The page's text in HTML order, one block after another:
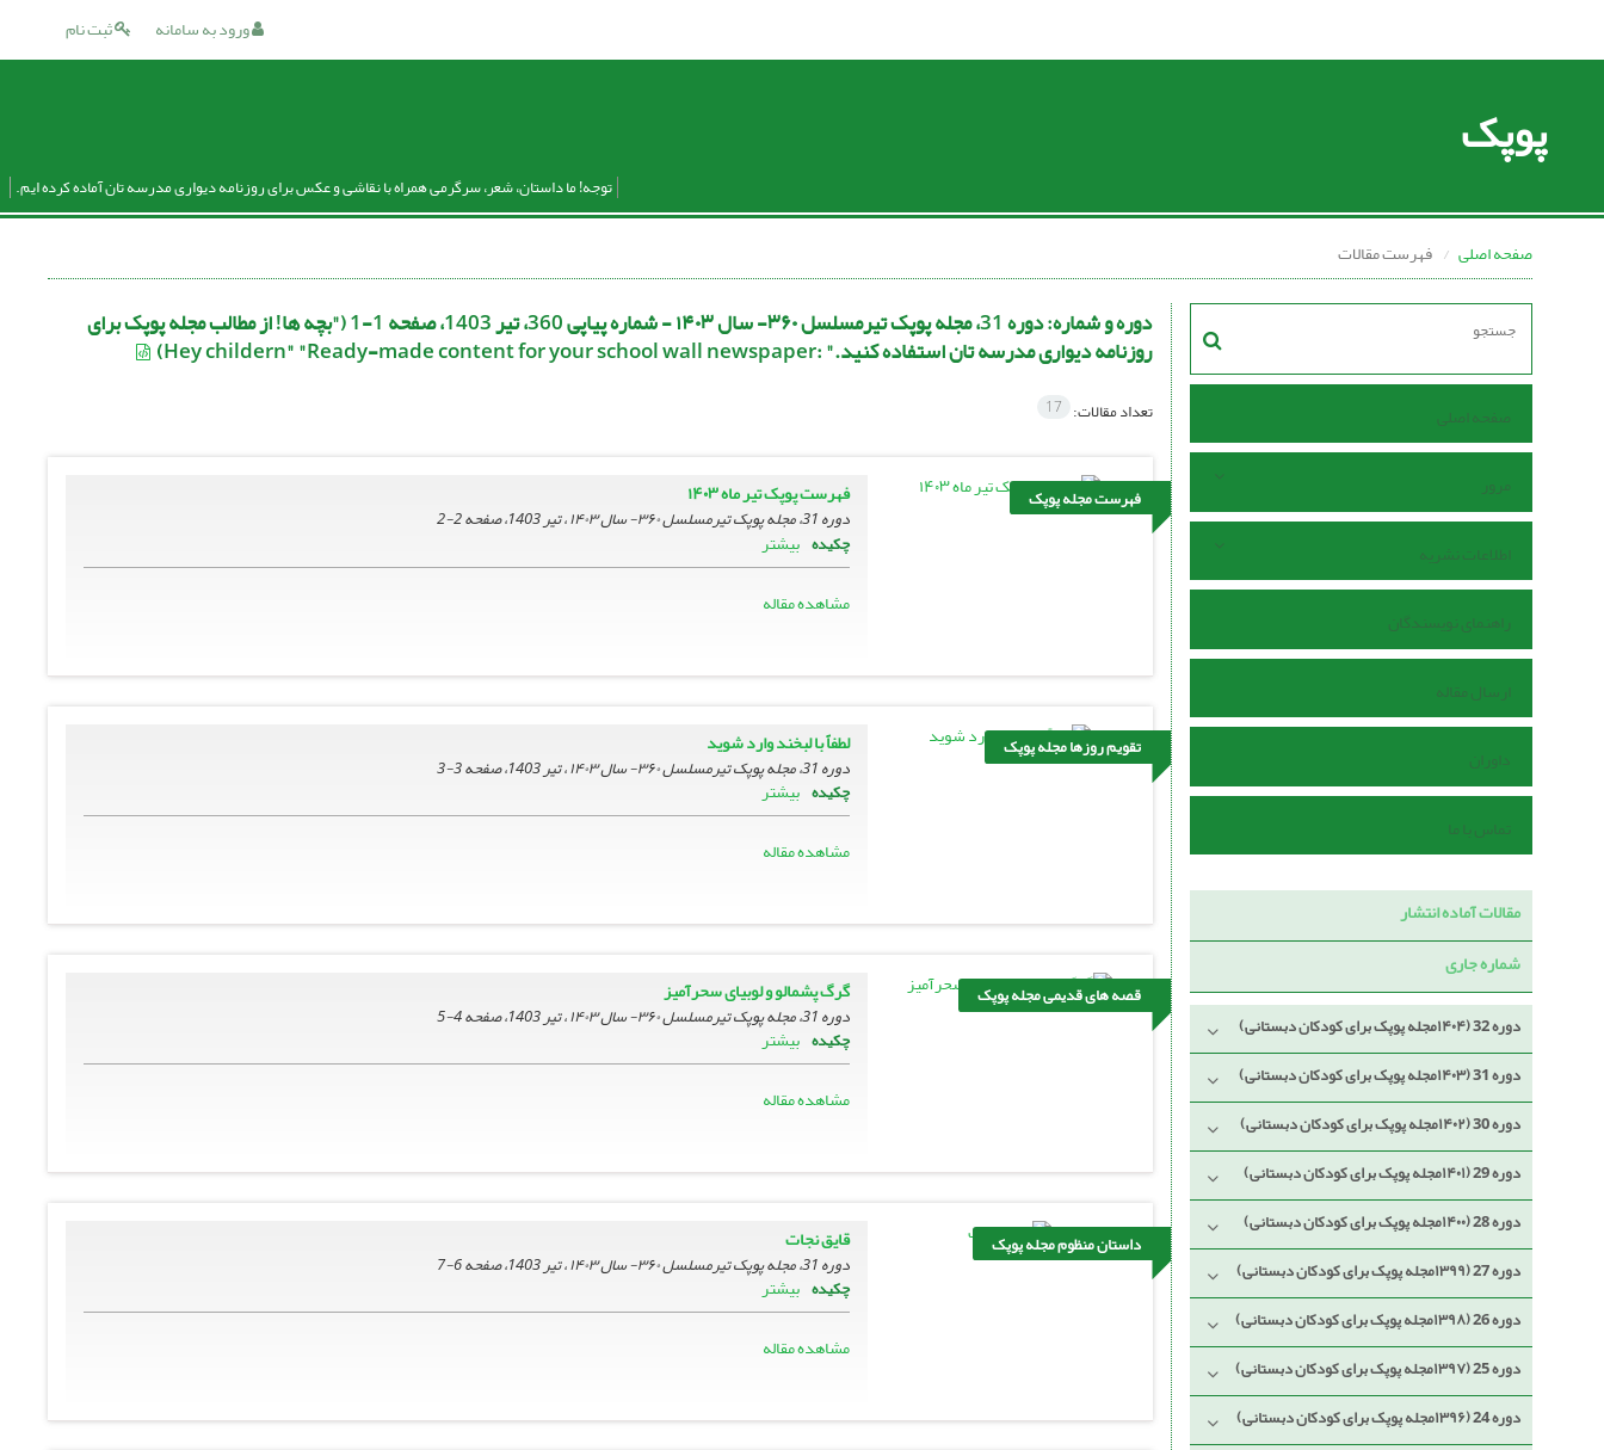
ثبت نام ورود به سامانه
پوپک
توجه! ما داستان، شعر، سرگرمی همراه با نقاشی و عکس برای روزنامه دیواری مدرسه تان آماده کرده ایم.
صفحه اصلی فهرست مقالات
صفحه اصلی
مرور
اطلاعات نشریه
راهنمای نویسندگان
ارسال مقاله
داوران
تماس با ما
مقالات آماده انتشار
شماره جاری
دوره 32 (۱۴۰۴مجله پوپک برای کودکان دبستانی)
دوره 31 (۱۴۰۳مجله پوپک برای کودکان دبستانی)
دوره 30 (۱۴۰۲مجله پوپک برای کودکان دبستانی)
دوره 29 (۱۴۰۱مجله پوپک برای کودکان دبستانی)
دوره 28 (۱۴۰۰مجله پوپک برای کودکان دبستانی)
دوره 27 (۱۳۹۹مجله پوپک برای کودکان دبستانی)
دوره 26 (۱۳۹۸مجله پوپک برای کودکان دبستانی)
دوره 25 (۱۳۹۷مجله پوپک برای کودکان دبستانی)
دوره 24 (۱۳۹۶مجله پوپک برای کودکان دبستانی)
دوره و شماره: دوره 31، مجله پوپک تیرمسلسل ۳۶۰- سال ۱۴۰۳ - شماره پیاپی 360، تیر 1403، صفحه 1-1 ("بچه ها! از مطالب مجله پوپک برای
روزنامه دیواری مدرسه تان استفاده کنید." :Hey childern" "Ready-made content for your school wall newspaper)
تعداد مقالات: 17
فهرست مجله پوپک فهرست پوپک تیر ماه ۱۴۰۳
دوره 31، مجله پوپک تیرمسلسل ۳۶۰- سال ۱۴۰۳ ، تیر 1403، صفحه
2-2
چکیده بیشتر
مشاهده مقاله
تقویم روزها مجله پوپک لطفاً با لبخند وارد شوید
دوره 31، مجله پوپک تیرمسلسل ۳۶۰- سال ۱۴۰۳ ، تیر 1403، صفحه
3-3
چکیده بیشتر
مشاهده مقاله
قصه های قدیمی مجله پوپک گرگ پشمالو و لوبیای سحرآمیز
دوره 31، مجله پوپک تیرمسلسل ۳۶۰- سال ۱۴۰۳ ، تیر 1403، صفحه
4-5
چکیده بیشتر
مشاهده مقاله
داستان منظوم مجله پوپک قایق نجات
دوره 31، مجله پوپک تیرمسلسل ۳۶۰- سال ۱۴۰۳ ، تیر 1403، صفحه
6-7
چکیده بیشتر
مشاهده مقاله